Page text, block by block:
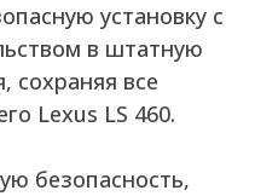
установку с
в штатную
сохраняя все
Lexus LS 460.
безопасность,